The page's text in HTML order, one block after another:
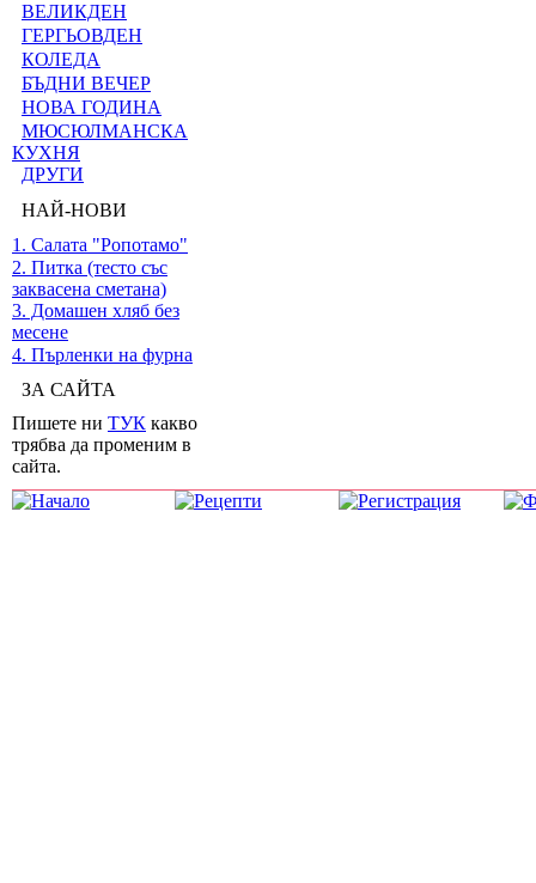
ВЕЛИКДЕН
ГЕРГЬОВДЕН
КОЛЕДА
БЪДНИ ВЕЧЕР
НОВА ГОДИНА
МЮСЮЛМАНСКА
КУХНЯ
ДРУГИ
НАЙ-НОВИ
1. Салата "Ропотамо"
2. Питка (тесто със
заквасена сметана)
3. Домашен хляб без
месене
4. Пърленки на фурна
ЗА САЙТА
Пишете ни ТУК какво
трябва да променим в
сайта.